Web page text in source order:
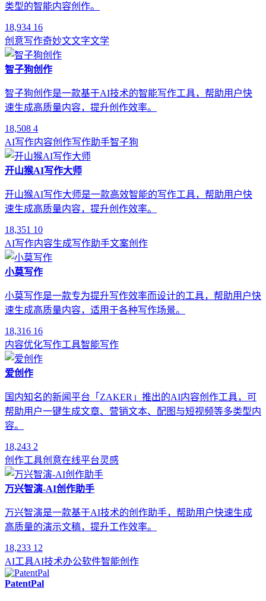
类型的智能内容创作。
18,934 16
创意写作奇妙文文字文学
智子狗创作
智子狗创作是一款基于AI技术的智能写作工具，帮助用户快
速生成高质量内容，提升创作效率。
18,508 4
AI写作内容创作写作助手智子狗
开山猴AI写作大师
开山猴AI写作大师是一款高效智能的写作工具，帮助用户快
速生成高质量内容，提升创作效率。
18,351 10
AI写作内容生成写作助手文案创作
小莫写作
小莫写作是一款专为提升写作效率而设计的工具，帮助用户快
速生成高质量内容，适用于各种写作场景。
18,316 16
内容优化写作工具智能写作
爱创作
国内知名的新闻平台「ZAKER」推出的AI内容创作工具，可
帮助用户一键生成文章、营销文本、配图与短视频等多类型内
容。
18,243 2
创作工具创意在线平台灵感
万兴智演-AI创作助手
万兴智演是一款基于AI技术的创作助手，帮助用户快速生成
高质量的演示文稿，提升工作效率。
18,233 12
AI工具AI技术办公软件智能创作
PatentPal